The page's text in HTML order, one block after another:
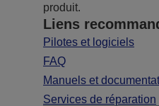
produit.
Liens
Pilotes et logiciels
FAQ
Manuels et
Services de réparation